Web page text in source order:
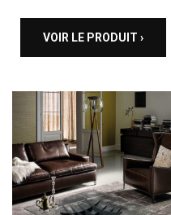
VOIR LE PRODUIT ›